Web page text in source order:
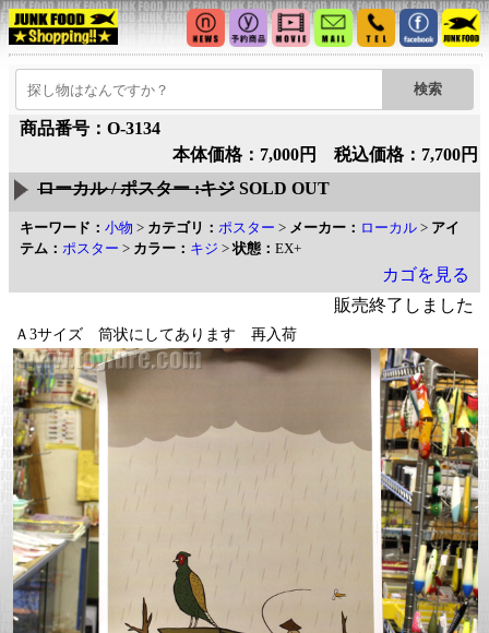
商品番号：O-3134
本体価格：7,000円 税込価格：7,700円
ローカル / ポスター :キジ SOLD OUT
キーワード： 小物 > カテゴリ： ポスター > メーカー： ローカル > アイ
テム： ポスター > カラー： キジ >状態： EX+
カゴを見る
販売終了しました
Ａ3サイズ 筒状にしてあります 再入荷